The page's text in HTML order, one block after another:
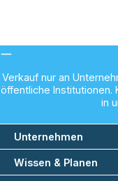
Verkauf nur an
öffentliche Institutionen.
in
Unternehmen
Wissen & Planen